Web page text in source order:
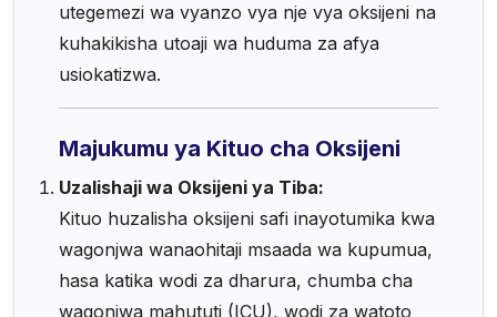
utegemezi wa vyanzo vya nje vya oksijeni na
kuhakikisha utoaji wa huduma za afya
usiokatizwa.
Majukumu ya Kituo cha Oksijeni
Uzalishaji wa Oksijeni ya Tiba:
Kituo huzalisha oksijeni safi inayotumika kwa
wagonjwa wanaohitaji msaada wa kupumua,
hasa katika wodi za dharura, chumba cha
wagonjwa mahututi (ICU), wodi za watoto